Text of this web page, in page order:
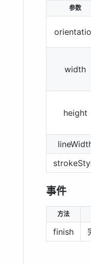
参数
width
height
事件
方法
finish